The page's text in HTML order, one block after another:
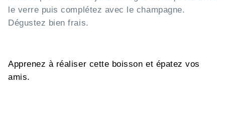
le verre puis complétez avec le champagne.
Dégustez bien frais.
Apprenez à réaliser cette boisson et épatez vos
amis.